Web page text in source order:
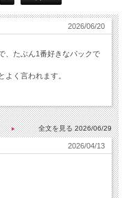
2026/06/20
、たぶん1番好きなパックで
く言われます。
2026/06/29
2026/04/13